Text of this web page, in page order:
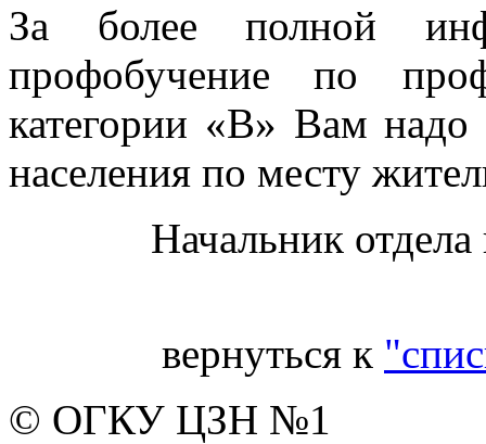
За более полной
профобучение по
категории «В» Вам надо
населения по месту
Начальник
вернуться к
© ОГКУ ЦЗН №1